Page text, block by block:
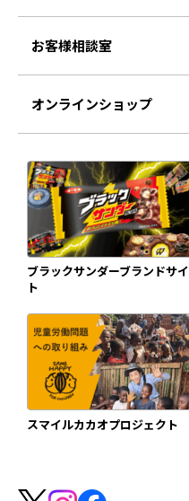
お客様相談室
オンラインショップ
ブラックサンダーブランドサイ
ト
スマイルカカオプロジェクト